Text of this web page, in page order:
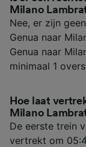
Milano
Nee, er zijn
Genua naar
Genua naar
minimaal 1
Hoe laat
Milano
De eerste trein
vertrekt om